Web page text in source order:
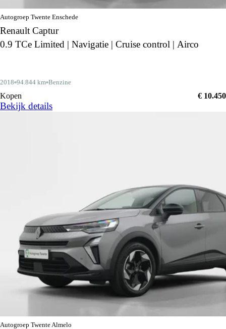
Autogroep Twente Enschede
Renault Captur
0.9 TCe Limited | Navigatie | Cruise control | Airco
2018 94.844 km Benzine
Kopen € 10.450
Bekijk details
Autogroep Twente Almelo